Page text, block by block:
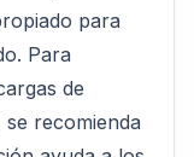
para
Para
de
recomienda